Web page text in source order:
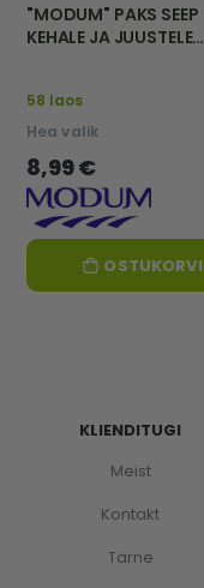
"MODUM" PAKS SEEP
KEHALE JA JUUSTELE
58 laos
Hea valik
8,99 €
OSTUKORVI
KLIENDITUGI
Meist
Kontakt
Tarne